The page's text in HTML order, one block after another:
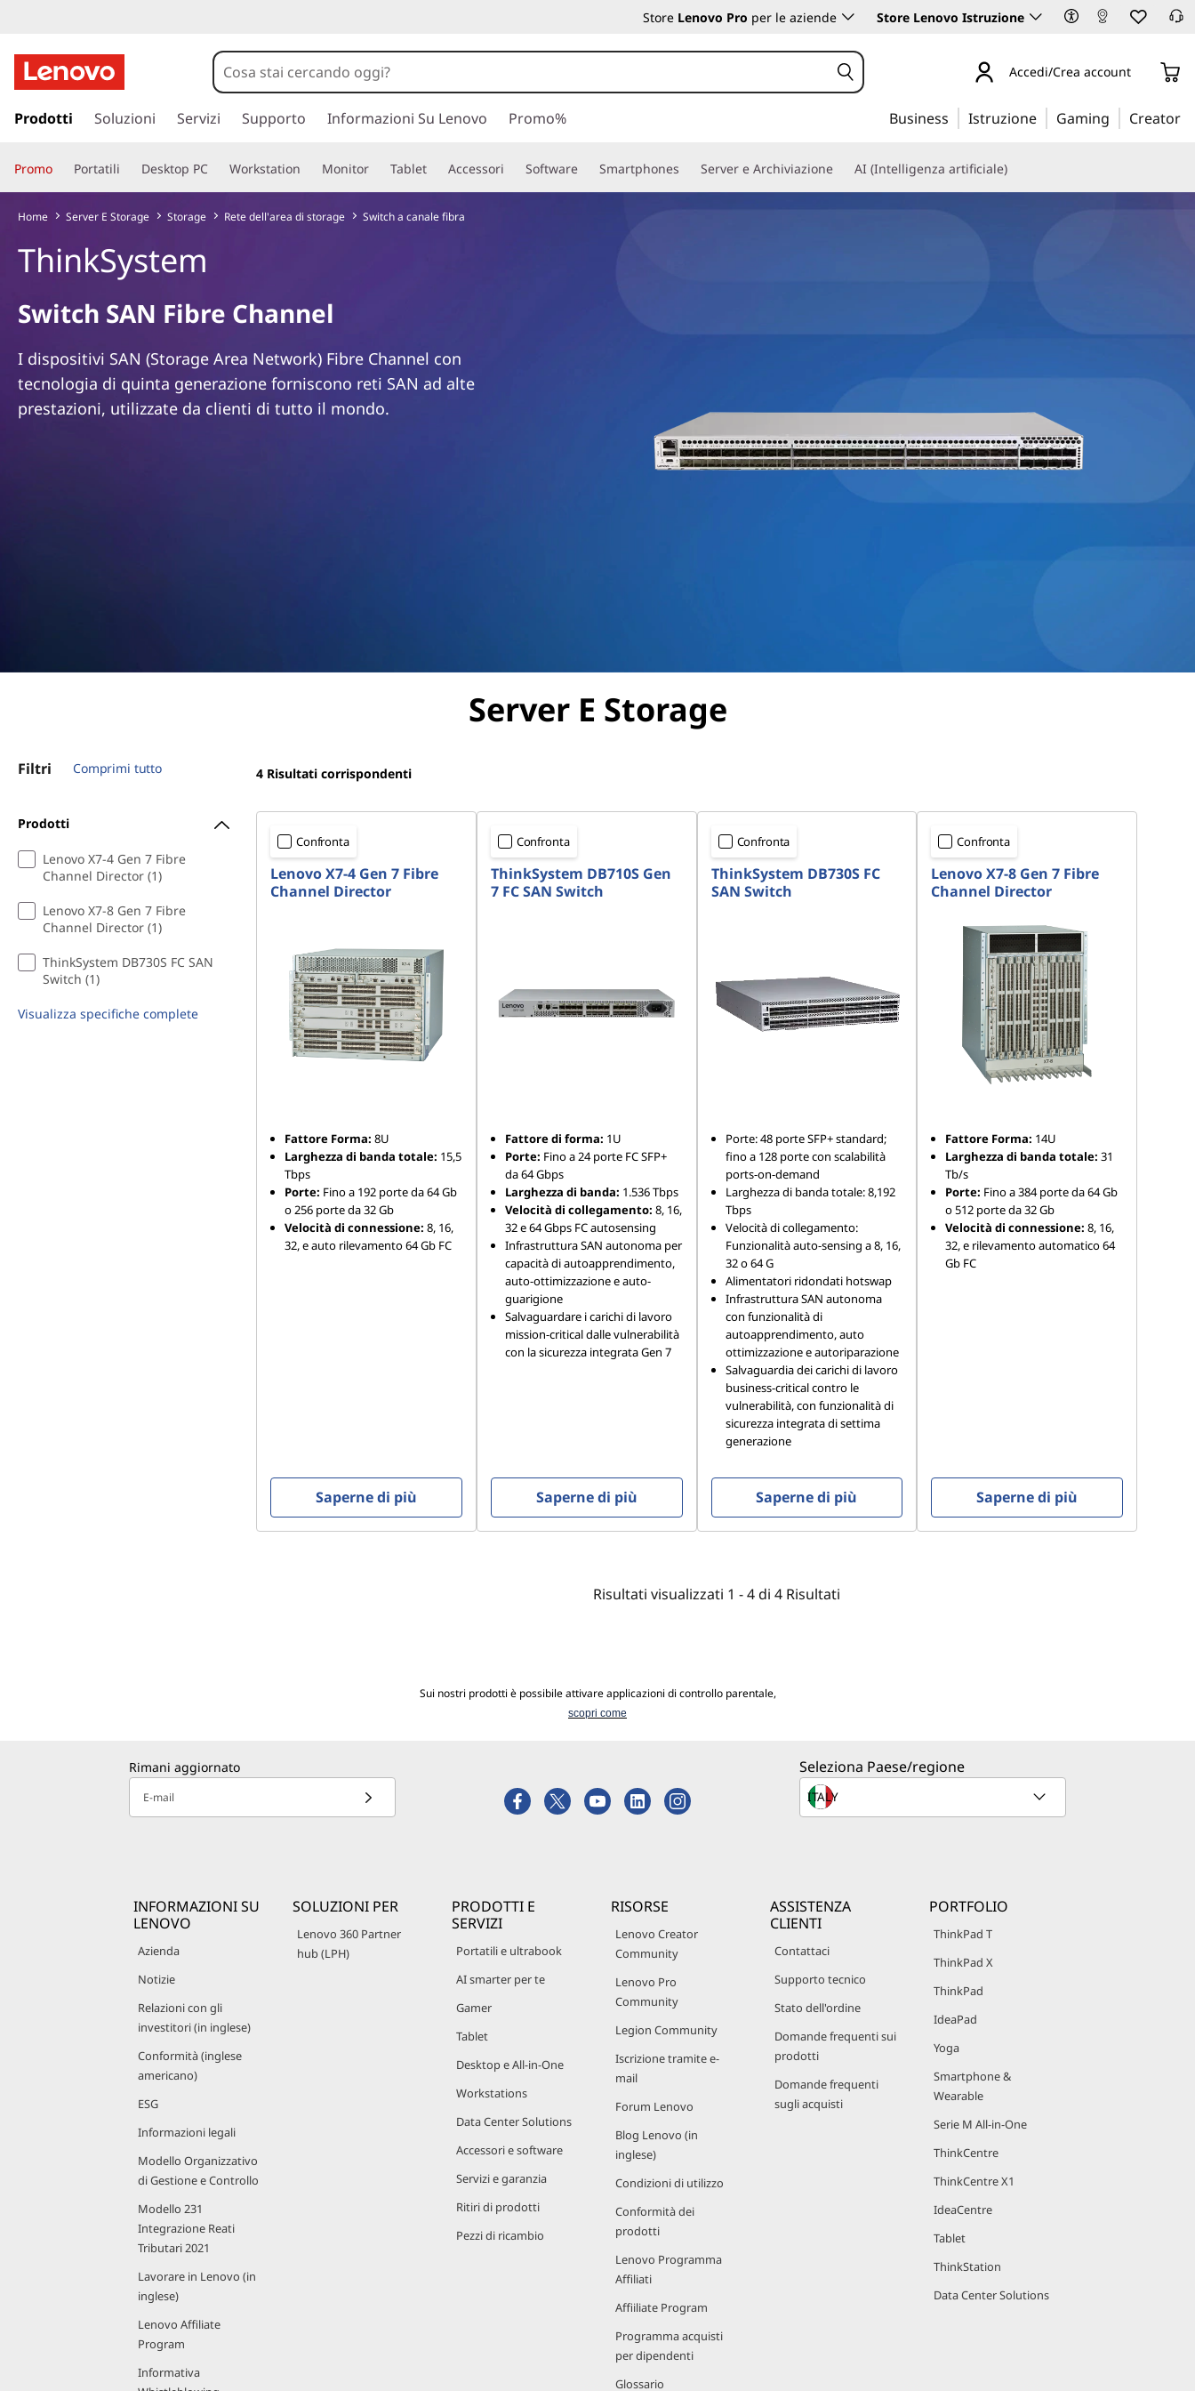
A
N
F
h
i
Store Lenovo Pro per le aziende Store Lenovo Istruzione
a
a
a
c
n
n
t
p
r
Accedi/Crea account
Prodotti Soluzioni Servizi Supporto Informazioni Su Lenovo Promo% Business Istruzione Gaming Creator
Promo Portatili Desktop PC Workstation Monitor Tablet Accessori Software Smartphones Server e Archiviazione AI (Intelligenza artificiale)
Home Server E Storage Storage Rete dell'area di storage Switch a canale fibra
ThinkSystem
Switch SAN Fibre Channel
I dispositivi SAN (Storage Area Network) Fibre Channel con
tecnologia di quinta generazione forniscono reti SAN ad alte
prestazioni, utilizzate da clienti di tutto il mondo.
Server E Storage
Filtri Comprimi tutto
Prodotti
Lenovo X7-4 Gen 7 Fibre
Channel Director (1)
Lenovo X7-8 Gen 7 Fibre
Channel Director (1)
ThinkSystem DB730S FC SAN
Switch (1)
Visualizza specifiche complete
4 Risultati corrispondenti
Confronta
Lenovo X7-4 Gen 7 Fibre
Channel Director
Fattore Forma: 8U
Larghezza di banda totale: 15,5
Tbps
Porte: Fino a 192 porte da 64 Gb
o 256 porte da 32 Gb
Velocità di connessione: 8, 16,
32, e auto rilevamento 64 Gb FC
Saperne di più
Confronta
ThinkSystem DB710S Gen
7 FC SAN Switch
Fattore di forma: 1U
Porte: Fino a 24 porte FC SFP+
da 64 Gbps
Larghezza di banda: 1.536 Tbps
Velocità di collegamento: 8, 16,
32 e 64 Gbps FC autosensing
Infrastruttura SAN autonoma per
capacità di autoapprendimento,
auto-ottimizzazione e auto-
guarigione
Salvaguardare i carichi di lavoro
mission-critical dalle vulnerabilità
con la sicurezza integrata Gen 7
Saperne di più
Confronta
ThinkSystem DB730S FC
SAN Switch
Porte: 48 porte SFP+ standard;
fino a 128 porte con scalabilità
ports-on-demand
Larghezza di banda totale: 8,192
Tbps
Velocità di collegamento:
Funzionalità auto-sensing a 8, 16,
32 o 64 G
Alimentatori ridondati hotswap
Infrastruttura SAN autonoma
con funzionalità di
autoapprendimento, auto
ottimizzazione e autoriparazione
Salvaguardia dei carichi di lavoro
business-critical contro le
vulnerabilità, con funzionalità di
sicurezza integrata di settima
generazione
Saperne di più
Confronta
Lenovo X7-8 Gen 7 Fibre
Channel Director
Fattore Forma: 14U
Larghezza di banda totale: 31
Tb/s
Porte: Fino a 384 porte da 64 Gb
o 512 porte da 32 Gb
Velocità di connessione: 8, 16,
32, e rilevamento automatico 64
Gb FC
Saperne di più
Risultati visualizzati 1 -4di 4 Risultati
Sui nostri prodotti è possibile attivare applicazioni di controllo parentale,
scopri come
Rimani aggiornato
E-mail
Seleziona Paese/regione
INFORMAZIONI SU
LENOVO
Azienda
Notizie
Relazioni con gli
investitori (in inglese)
Conformità (inglese
americano)
ESG
Informazioni legali
Modello Organizzativo
di Gestione e Controllo
Modello 231
Integrazione Reati
Tributari 2021
Lavorare in Lenovo (in
inglese)
Lenovo Affiliate
Program
Informativa
SOLUZIONI PER
Lenovo 360 Partner
hub (LPH)
PRODOTTI E
SERVIZI
Portatili e ultrabook
AI smarter per te
Gamer
Tablet
Desktop e All-in-One
Workstations
Data Center Solutions
Accessori e software
Servizi e garanzia
Ritiri di prodotti
Pezzi di ricambio
RISORSE
Lenovo Creator
Community
Lenovo Pro
Community
Legion Community
Iscrizione tramite e-
mail
Forum Lenovo
Blog Lenovo (in
inglese)
Condizioni di utilizzo
Conformità dei
prodotti
Lenovo Programma
Affiliati
Affiiliate Program
Programma acquisti
per dipendenti
Glossario
ASSISTENZA
CLIENTI
Contattaci
Supporto tecnico
Stato dell'ordine
Domande frequenti sui
prodotti
Domande frequenti
sugli acquisti
PORTFOLIO
ThinkPad T
ThinkPad X
ThinkPad
IdeaPad
Yoga
Smartphone &
Wearable
Serie M All-in-One
ThinkCentre
ThinkCentre X1
IdeaCentre
Tablet
ThinkStation
Data Center Solutions